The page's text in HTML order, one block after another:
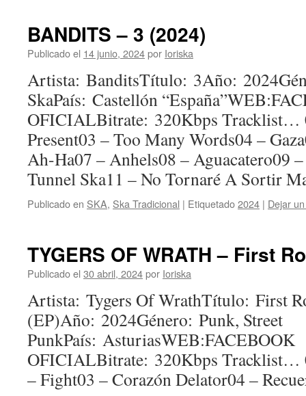
BANDITS – 3 (2024)
Publicado el 14 junio, 2024por Ioriska
Artista: BanditsTítulo: 3Año:
SkaPaís: Castellón
OFICIALBitrate: 320Kbps Tracklist…
Present03 – Too Many Words04 –
Ah-Ha07 – Anhels08 – Aguacatero09
Tunnel Ska11 – No Tornaré A Sortir
Publicado en SKA, Ska Tradicional | Etiquetado2024 | Dejar
TYGERS OF WRATH – First
Publicado el 30 abril, 2024por Ioriska
Artista: Tygers Of WrathTítulo: First
(EP)Año: 2024Género: Punk, Street
PunkPaís: AsturiasWEB:FACEBOOK
OFICIALBitrate: 320Kbps Tracklist…
– Fight03 – Corazón Delator04 –